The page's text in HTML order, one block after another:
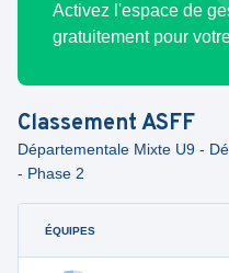
Activez l'espace de
gratuitement pour
ClassementASFF
Départementale Mixte U9 -
- Phase 2
ÉQUIPES